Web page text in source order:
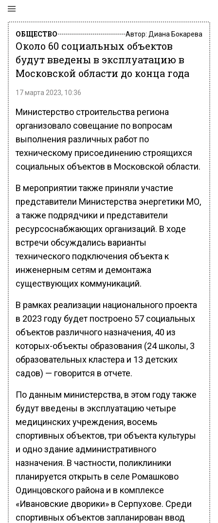
ОБЩЕСТВО Автор: Диана Бокарева
Около 60 социальных объектов
будут введены в эксплуатацию в
Московской области до конца года
17 марта 2023, 10:36
Министерство строительства региона
организовало совещание по вопросам
выполнения различных работ по
техническому присоединению строящихся
социальных объектов в Московской области.
В мероприятии также приняли участие
представители Министерства энергетики МО,
а также подрядчики и представители
ресурсоснабжающих организаций. В ходе
встречи обсуждались варианты
технического подключения объекта к
инженерным сетям и демонтажа
существующих коммуникаций.
В рамках реализации национального проекта
в 2023 году будет построено 57 социальных
объектов различного назначения, 40 из
которых-объекты образования (24 школы, 3
образовательных кластера и 13 детских
садов) — говорится в отчете.
По данным министерства, в этом году также
будут введены в эксплуатацию четыре
медицинских учреждения, восемь
спортивных объектов, три объекта культуры
и одно здание административного
назначения. В частности, поликлиники
планируется открыть в селе Ромашково
Одинцовского района и в комплексе
«Ивановские дворики» в Серпухове. Среди
спортивных объектов запланирован ввод